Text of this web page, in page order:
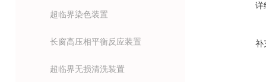
超临界染色装置
长窗高压相平衡反应装置
超临界无损清洗装置
详
补